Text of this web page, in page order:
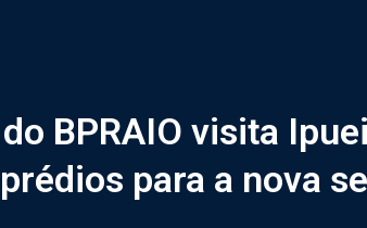
BPRAIO visita
para a nova